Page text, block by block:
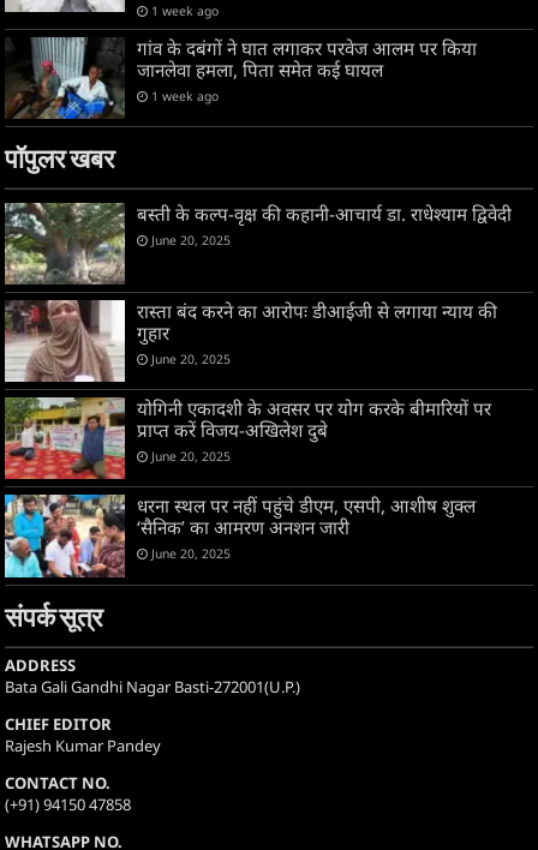
1 week ago
गांव के दबंगों ने घात लगाकर परवेज आलम पर किया
जानलेवा हमला, पिता समेत कई घायल
1 week ago
पॉपुलर खबर
बस्ती के कल्प-वृक्ष की कहानी-आचार्य डा. राधेश्याम द्विवेदी
June 20, 2025
रास्ता बंद करने का आरोपः डीआईजी से लगाया न्याय की
गुहार
June 20, 2025
योगिनी एकादशी के अवसर पर योग करके बीमारियों पर
प्राप्त करें विजय-अखिलेश दुबे
June 20, 2025
धरना स्थल पर नहीं पहुंचे डीएम, एसपी, आशीष शुक्ल
‘सैनिक’ का आमरण अनशन जारी
June 20, 2025
संपर्क सूत्र
ADDRESS
Bata Gali Gandhi Nagar Basti-272001(U.P.)
CHIEF EDITOR
Rajesh Kumar Pandey
CONTACT NO.
(+91) 94150 47858
WHATSAPP NO.